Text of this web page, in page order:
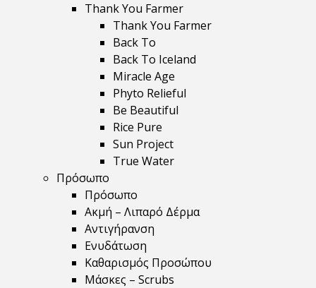
Thank You Farmer
Thank You Farmer
Back To
Back To Iceland
Miracle Age
Phyto Relieful
Be Beautiful
Rice Pure
Sun Project
True Water
Πρόσωπο
Πρόσωπο
Ακμή – Λιπαρό Δέρμα
Αντιγήρανση
Ενυδάτωση
Καθαρισμός Προσώπου
Μάσκες – Scrubs